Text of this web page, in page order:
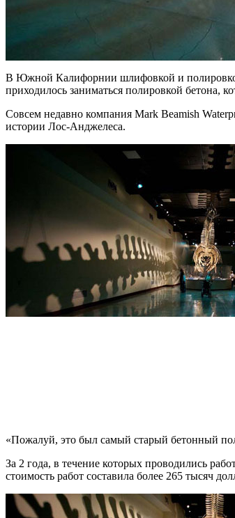
В Южной Калифорнии шлифовкой и полировкой
приходилось заниматься полировкой бетона,
Совсем недавно компания Mark Beamish
истории Лос-Анджелеса.
«Пожалуй, это был самый старый бетонный
За 2 года, в течение которых проводились
стоимость работ составила более 265 тысяч